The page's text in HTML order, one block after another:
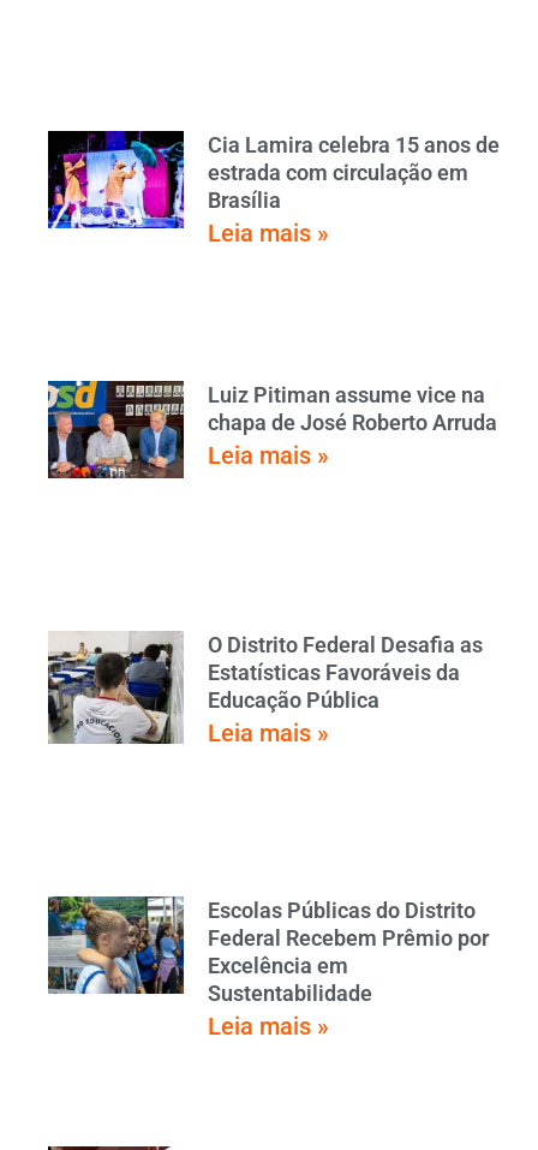
Cia Lamira celebra 15 anos de
estrada com circulação em
Brasília
Leia mais »
Luiz Pitiman assume vice na
chapa de José Roberto Arruda
Leia mais »
O Distrito Federal Desafia as
Estatísticas Favoráveis da
Educação Pública
Leia mais »
Escolas Públicas do Distrito
Federal Recebem Prêmio por
Excelência em
Sustentabilidade
Leia mais »